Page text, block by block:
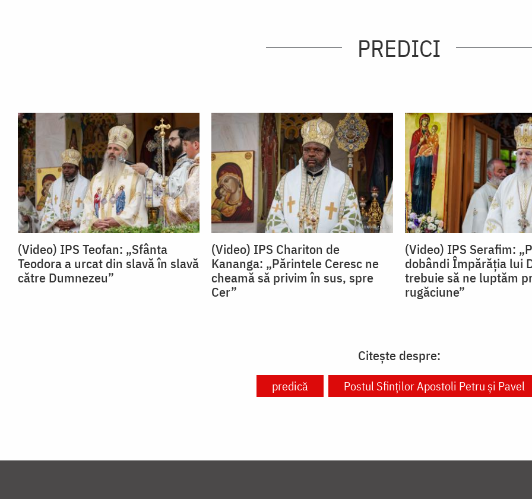
PREDICI
(Video) IPS Teofan: „Sfânta
Teodora a urcat din slavă în slavă
către Dumnezeu”
(Video) IPS Chariton de
Kananga: „Părintele Ceresc ne
cheamă să privim în sus, spre
Cer”
(Video) IPS Serafim:
dobândi Împărăția lui
trebuie să ne luptăm
rugăciune”
Citește despre:
predică Postul Sfinților Apostoli Petru și Pavel